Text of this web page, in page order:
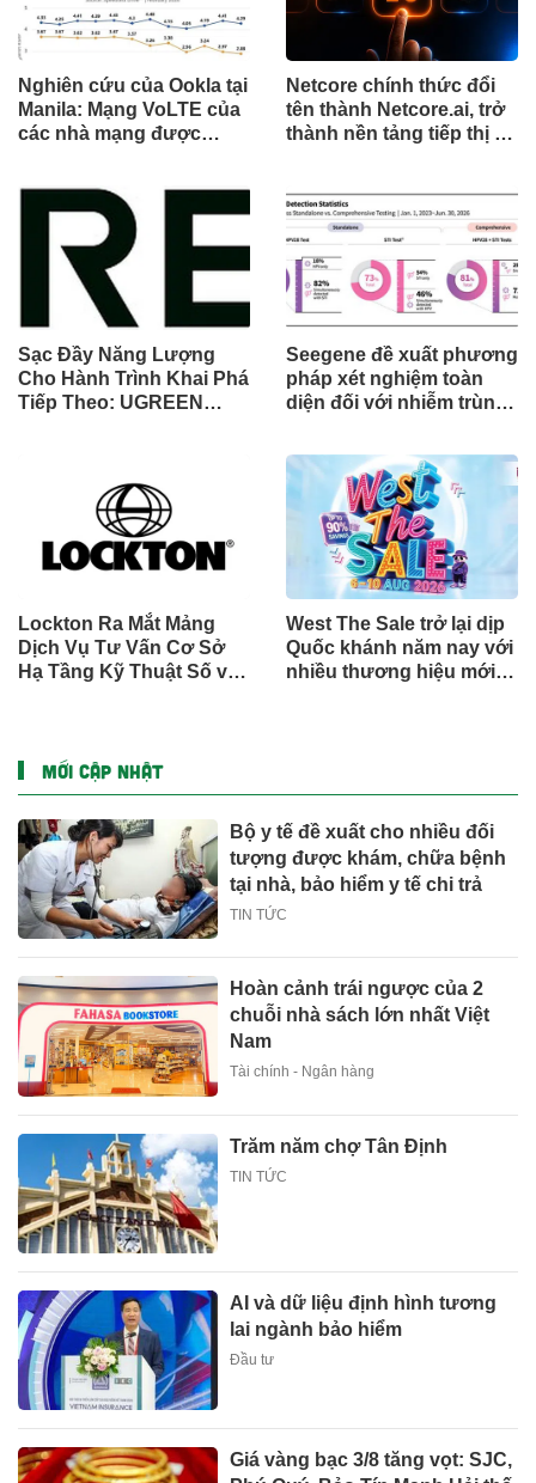
Nghiên cứu của Ookla tại
Manila: Mạng VoLTE của
các nhà mạng được
về chất lượng và độ tin
cậy của cuộc gọi thoại
Netcore chính thức đổi
tên thành Netcore.ai, trở
thành nền tảng tiếp thị tự
trưởng khách hàng
Sạc Đầy Năng Lượng
Cho Hành Trình Khai Phá
Tiếp Theo: UGREEN
Seegene đề xuất phương
pháp xét nghiệm toàn
diện đối với nhiễm trùng
qua Nghiên cứu lâm
sàng một triệu ca toàn
cầu (GMCS)
Lockton Ra Mắt Mảng
Dịch Vụ Tư Vấn Cơ Sở
Hạ Tầng Kỹ Thuật Số và
West The Sale trở lại dịp
Quốc khánh năm nay với
nhiều thương hiệu mới,
MỚI CẬP NHẬT
Bộ y tế đề xuất cho nhiều đối
tượng được khám, chữa bệnh
tại nhà, bảo hiểm y tế chi trả
TIN TỨC
Hoàn cảnh trái ngược của 2
chuỗi nhà sách lớn nhất Việt
Nam
Tài chính - Ngân hàng
Trăm năm chợ Tân Định
TIN TỨC
AI và dữ liệu định hình tương
lai ngành bảo hiểm
Đầu tư
Giá vàng bạc 3/8 tăng vọt: SJC,